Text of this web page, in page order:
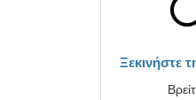
Ξεκινήστε